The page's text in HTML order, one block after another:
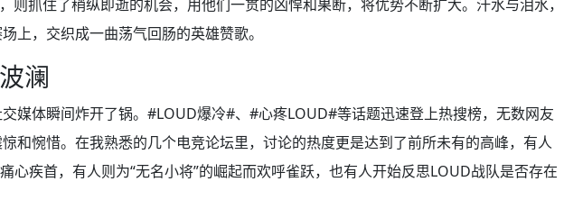
则抓住了稍纵即逝的机会，用他们一贯的凶悍和果断，将优势不断扩大。汗水与泪水，
上，交织成一曲荡气回肠的英雄赞歌。
澜
媒体瞬间炸开了锅。#LOUD爆冷#、#心疼LOUD#等话题迅速登上热搜榜，无数网友
和惋惜。在我熟悉的几个电竞论坛里，讨论的热度更是达到了前所未有的高峰，有人
心疾首，有人则为“无名小将”的崛起而欢呼雀跃，也有人开始反思LOUD战队是否存在